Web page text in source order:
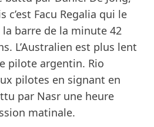
c’est Facu Regalia qui le
barre de la minute 42
L’Australien est plus lent
pilote argentin. Rio
pilotes en signant en
par Nasr une heure
matinale.